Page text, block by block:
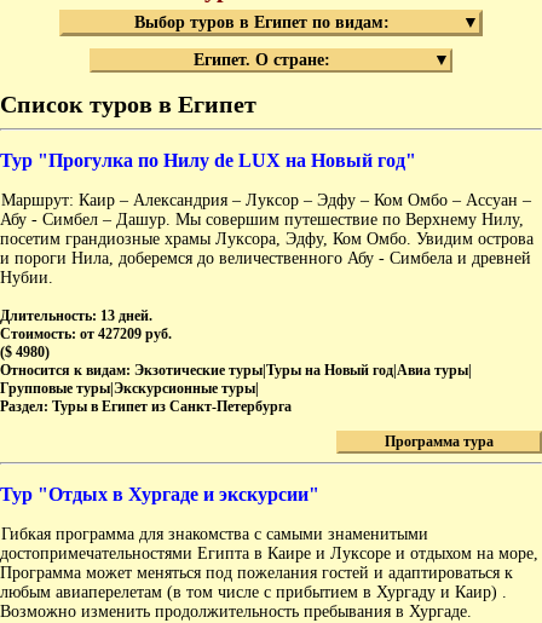
Выбор туров в Египет по видам: ▼
Египет. О стране: ▼
Список туров в Египет
Тур "Прогулка по Нилу de LUX на Новый год"
Маршрут: Каир – Александрия – Луксор – Эдфу – Ком Омбо – Ассуан –
Абу - Симбел – Дашур. Мы совершим путешествие по Верхнему Нилу,
посетим грандиозные храмы Луксора, Эдфу, Ком Омбо. Увидим острова
и пороги Нила, доберемся до величественного Абу - Симбела и древней
Нубии.
Длительность: 13 дней.
Стоимость: от 427209 руб.
($ 4980)
Относится к видам: Экзотические туры|Туры на Новый год|Авиа туры|
Групповые туры|Экскурсионные туры|
Раздел: Туры в Египет из Санкт-Петербурга
Программа тура
Тур "Отдых в Хургаде и экскурсии"
Гибкая программа для знакомства с самыми знаменитыми
достопримечательностями Египта в Каире и Луксоре и отдыхом на море,
Программа может меняться под пожелания гостей и адаптироваться к
любым авиаперелетам (в том числе с прибытием в Хургаду и Каир) .
Возможно изменить продолжительность пребывания в Хургаде.